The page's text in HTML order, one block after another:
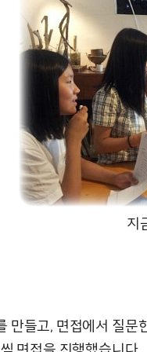
지
만들고, 면접에서 질문